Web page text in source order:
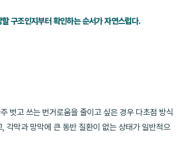
구조인지부터 확인하는 순서가 자연스럽다.
벗고 쓰는 번거로움을 줄이고 싶은 경우 다초점 방식
각막과 망막에 큰 동반 질환이 없는 상태가 일반적으